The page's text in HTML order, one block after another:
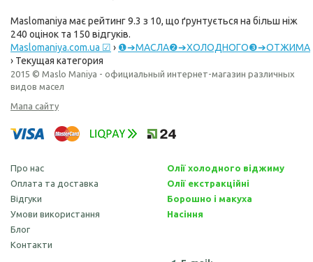
Maslomaniya має рейтинг9.3 з 10, що ґрунтується на більш ніж
240 оцінок та 150 відгуків.
Maslomaniya.com.ua ☑ › ❶➔МАСЛА❷➔ХОЛОДНОГО❸➔ОТЖИМА
› Текущая категория
2015 © Maslo Maniya - официальный интернет-магазин различных
видов масел
Мапа сайту
Про нас
Оплата та доставка
Відгуки
Умови використання
Блог
Контакти
Олії холодного віджиму
Олії екстракційні
Борошно і макуха
Насіння